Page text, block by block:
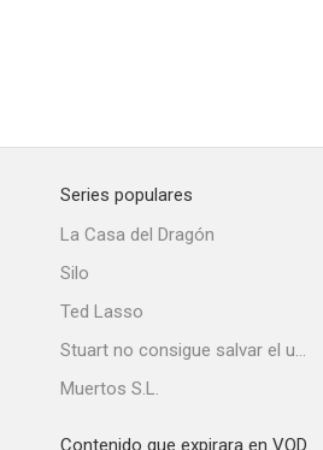
Series populares
La Casa del Dragón
Silo
Ted Lasso
Stuart no consigue salvar el universo
Muertos S.L.
Contenido que expirara en VOD